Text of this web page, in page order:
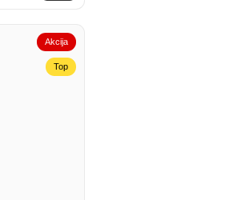
Akcija
Top